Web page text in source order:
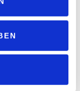
Diskussion